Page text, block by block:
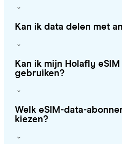
Kan ik data delen met
Kan ik mijn Holafly
gebruiken?
Welk eSIM-data-
kiezen?